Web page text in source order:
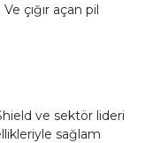
Ve çığır açan pil
ve sektör lideri
sağlam